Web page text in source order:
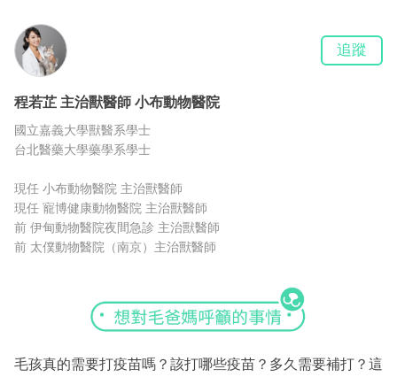
程若芷 主治獸醫師 小布動物醫院
國立嘉義大學獸醫系學士
台北醫藥大學藥學系學士
現任 小布動物醫院 主治獸醫師
現任 寵博健康動物醫院 主治獸醫師
前 伊甸動物醫院夜間急診 主治獸醫師
前 太僕動物醫院（南京）主治獸醫師
追蹤
毛孩真的需要打疫苗嗎？該打哪些疫苗？多久需要補打？這